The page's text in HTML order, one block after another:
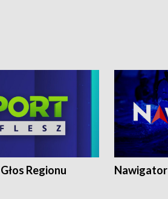
Regionu Nawigator